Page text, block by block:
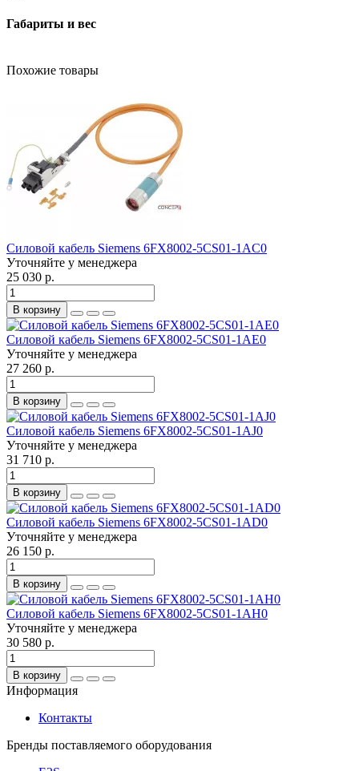
Габариты и вес
Похожие товары
Силовой кабель Siemens 6FX8002-5CS01-1AC0
Уточняйте у менеджера
25 030 р.
В корзину
Силовой кабель Siemens 6FX8002-5CS01-1AE0
Уточняйте у менеджера
27 260 р.
В корзину
Силовой кабель Siemens 6FX8002-5CS01-1AJ0
Уточняйте у менеджера
31 710 р.
В корзину
Силовой кабель Siemens 6FX8002-5CS01-1AD0
Уточняйте у менеджера
26 150 р.
В корзину
Силовой кабель Siemens 6FX8002-5CS01-1AH0
Уточняйте у менеджера
30 580 р.
В корзину
Информация
Контакты
Бренды поставляемого оборудования